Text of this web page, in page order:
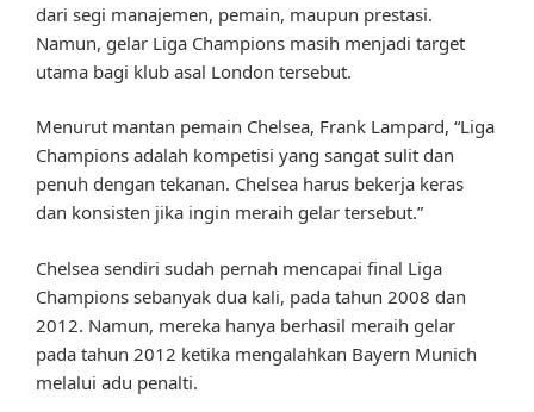
dari segi manajemen, pemain, maupun prestasi.
Namun, gelar Liga Champions masih menjadi target
utama bagi klub asal London tersebut.
Menurut mantan pemain Chelsea, Frank Lampard, “Liga
Champions adalah kompetisi yang sangat sulit dan
penuh dengan tekanan. Chelsea harus bekerja keras
dan konsisten jika ingin meraih gelar tersebut.”
Chelsea sendiri sudah pernah mencapai final Liga
Champions sebanyak dua kali, pada tahun 2008 dan
2012. Namun, mereka hanya berhasil meraih gelar
pada tahun 2012 ketika mengalahkan Bayern Munich
melalui adu penalti.